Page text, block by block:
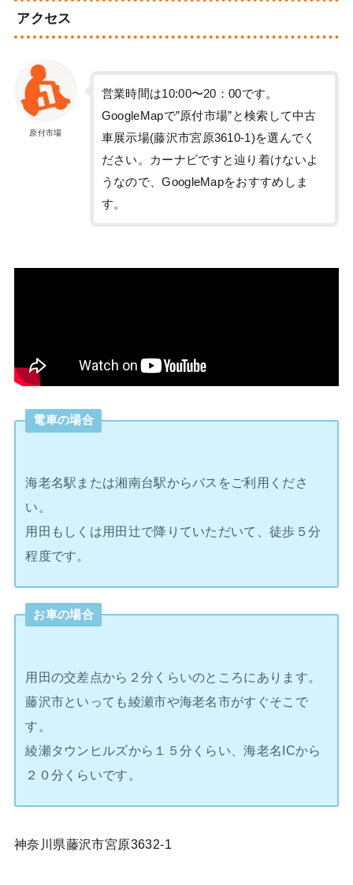
アクセス
原付市場
営業時間は10:00〜20：00です。
GoogleMapで”原付市場”と検索して中古
車展示場(藤沢市宮原3610-1)を選んでく
ださい。カーナビですと辿り着けないよ
うなので、GoogleMapをおすすめしま
す。
電車の場合
海老名駅または湘南台駅からバスをご利用くださ
い。
用田もしくは用田辻で降りていただいて、徒歩５分
程度です。
お車の場合
用田の交差点から２分くらいのところにあります。
藤沢市といっても綾瀬市や海老名市がすぐそこで
す。
綾瀬タウンヒルズから１５分くらい、海老名ICから
２０分くらいです。
神奈川県藤沢市宮原3632-1